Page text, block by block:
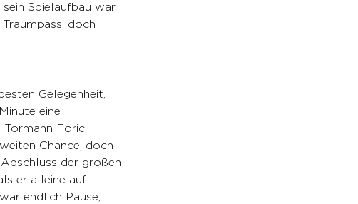
Spielaufbau war
doch
Gelegenheit,
eine
Foric,
Chance, doch
der großen
er alleine auf
endlich Pause,